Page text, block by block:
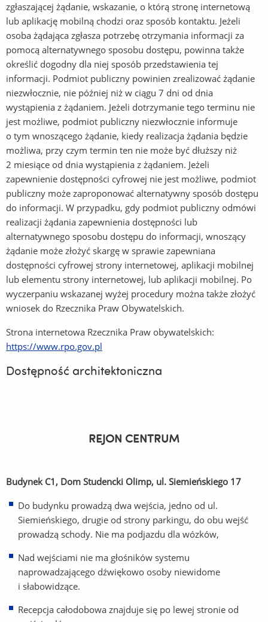
zgłaszającej żądanie, wskazanie, o którą stronę internetową
lub aplikację mobilną chodzi oraz sposób kontaktu. Jeżeli
osoba żądająca zgłasza potrzebę otrzymania informacji za
pomocą alternatywnego sposobu dostępu, powinna także
określić dogodny dla niej sposób przedstawienia tej
informacji. Podmiot publiczny powinien zrealizować żądanie
niezwłocznie, nie później niż w ciągu 7 dni od dnia
wystąpienia z żądaniem. Jeżeli dotrzymanie tego terminu nie
jest możliwe, podmiot publiczny niezwłocznie informuje
o tym wnoszącego żądanie, kiedy realizacja żądania będzie
możliwa, przy czym termin ten nie może być dłuższy niż
2 miesiące od dnia wystąpienia z żądaniem. Jeżeli
zapewnienie dostępności cyfrowej nie jest możliwe, podmiot
publiczny może zaproponować alternatywny sposób dostępu
do informacji. W przypadku, gdy podmiot publiczny odmówi
realizacji żądania zapewnienia dostępności lub
alternatywnego sposobu dostępu do informacji, wnoszący
żądanie może złożyć skargę w sprawie zapewniana
dostępności cyfrowej strony internetowej, aplikacji mobilnej
lub elementu strony internetowej, lub aplikacji mobilnej. Po
wyczerpaniu wskazanej wyżej procedury można także złożyć
wniosek do Rzecznika Praw Obywatelskich.
Strona internetowa Rzecznika Praw obywatelskich:
https://www.rpo.gov.pl
Dostępność architektoniczna
REJON CENTRUM
Budynek C1, Dom Studencki Olimp, ul. Siemieńskiego 17
Do budynku prowadzą dwa wejścia, jedno od ul.
Siemieńskiego, drugie od strony parkingu, do obu wejść
prowadzą schody. Nie ma podjazdu dla wózków,
Nad wejściami nie ma głośników systemu
naprowadzającego dźwiękowo osoby niewidome
i słabowidzące.
Recepcja całodobowa znajduje się po lewej stronie od